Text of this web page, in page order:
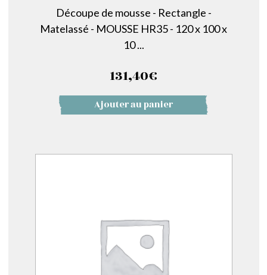
Découpe de mousse - Rectangle -
Matelassé - MOUSSE HR35 - 120 x 100 x
10 ...
131,40€
Ajouter au panier